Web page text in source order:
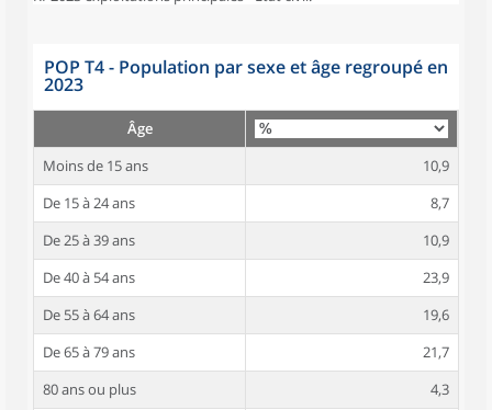
POP T4 - Population par sexe et âge regroupé en
2023
Âge
Moins de 15 ans
10,9
De 15 à 24 ans
8,7
De 25 à 39 ans
10,9
De 40 à 54 ans
23,9
De 55 à 64 ans
19,6
De 65 à 79 ans
21,7
80 ans ou plus
4,3